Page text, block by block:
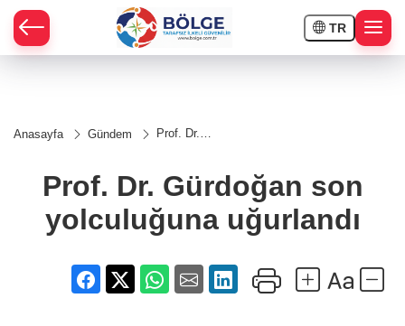
TR
Anasayfa Gündem
Prof. Dr.
yolculuğuna
uğurlandı
Prof. Dr. Gürdoğan son
yolculuğuna uğurlandı